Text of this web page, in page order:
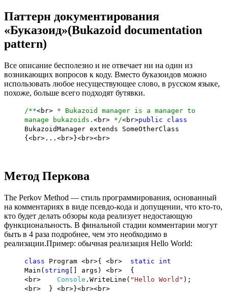
Паттерн документирования
«Буказоид»(Bukazoid documentation
pattern)
Все описание бесполезно и не отвечает ни на один из
возникающих вопросов к коду. Вместо буказоидов можно
использовать любое несуществующее слово, в русском языке,
похоже, больше всего подходят бутявки.
/**<br> * Bukazoid manager is a manager to
manage bukazoids. <br> */<br>public
class
BukazoidManager extends SomeOtherClass
{<br>...<br>}<br><br>
Метод Перкова
The Perkov Method — стиль программирования, основанный
на комментариях в виде псевдо-кода и допущении, что кто-то,
кто будет делать обзоры кода реализует недостающую
функциональность. В финальной стадии комментарии могут
быть в 4 раза подробнее, чем это необходимо в
реализации.Пример: обычная реализация Hello World:
class Program <br>{ <br> static
int
Main( string [] args) <br> {
<br> Console .WriteLine( "Hello World" );
<br> } <br>}<br><br>